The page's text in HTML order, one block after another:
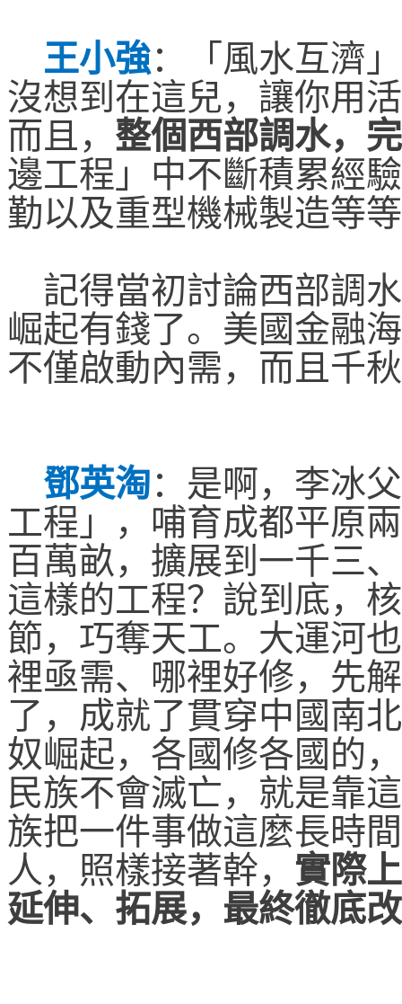
王小強：
「風水互濟
沒想到在這兒，讓你用
而且， 整個西部調水，
邊工程」中不斷積累經
勤以及重型機械製造等
記得當初討論西部調
崛起有錢了。美國金融
不僅啟動內需，而且千
鄧英淘： 是啊，李冰
工程」，哺育成都平原
百萬畝，擴展到一千三
這樣的工程？說到底，
節，巧奪天工。大運河
裡亟需、哪裡好修，先
了，成就了貫穿中國南
奴崛起，各國修各國的
民族不會滅亡，就是靠
族把一件事做這麼長時
人，照樣接著幹， 實際
延伸、拓展，最終徹底